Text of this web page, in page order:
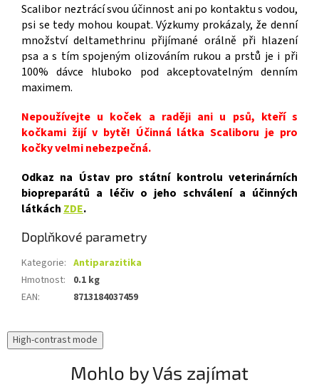
Scalibor neztrácí svou účinnost ani po kontaktu s vodou,
psi se tedy mohou koupat. Výzkumy prokázaly, že denní
množství deltamethrinu přijímané orálně při hlazení
psa a s tím spojeným olizováním rukou a prstů je i při
100% dávce hluboko pod akceptovatelným denním
maximem.
Nepoužívejte u koček a raději ani u psů, kteří s
kočkami žijí v bytě! Účinná látka Scaliboru je pro
kočky velmi nebezpečná.
Odkaz na Ústav pro státní kontrolu veterinárních
biopreparátů a léčiv o jeho schválení a účinných
látkách ZDE.
Doplňkové parametry
Kategorie: Antiparazitika
Hmotnost:
0.1 kg
EAN: 8713184037459
High-contrast mode
Mohlo by Vás zajímat